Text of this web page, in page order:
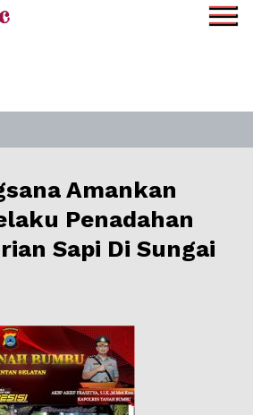
Amankan
Penadahan
Sapi Di Sungai